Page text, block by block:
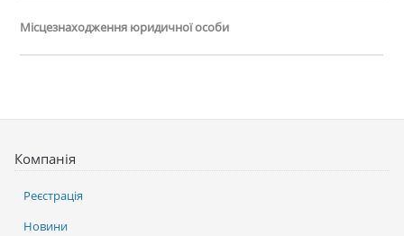
Місцезнаходження юридичної особи
Компанія
Реєстрація
Новини